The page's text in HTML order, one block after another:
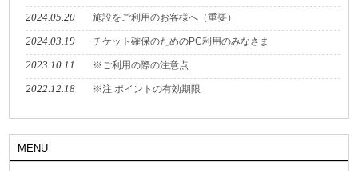
2024.05.20 施設をご利用のお客様へ（重要）
2024.03.19 チケット確保のためのPC利用のみなさま
2023.10.11 ※ご利用の際の注意点
2022.12.18 ※注 ポイントの有効期限
MENU